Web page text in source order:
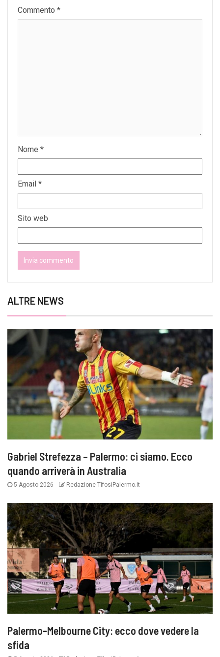
Commento *
Nome *
Email *
Sito web
ALTRE NEWS
Gabriel Strefezza – Palermo: ci siamo. Ecco
quando arriverà in Australia
5 Agosto 2026 Redazione TifosiPalermo.it
Palermo-Melbourne City: ecco dove vedere la
sfida